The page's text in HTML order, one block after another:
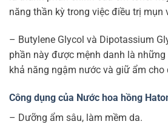
năng thần kỳ trong việc điều trị mụn
– Butylene Glycol và Dipotassium
phần này được mệnh danh là
khả năng ngậm nước và giữ ẩm
Công dụng của Nước hoa hồng
– Dưỡng ẩm sâu, làm mềm da.